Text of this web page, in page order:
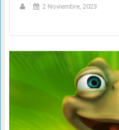
2 Noviembre, 2023